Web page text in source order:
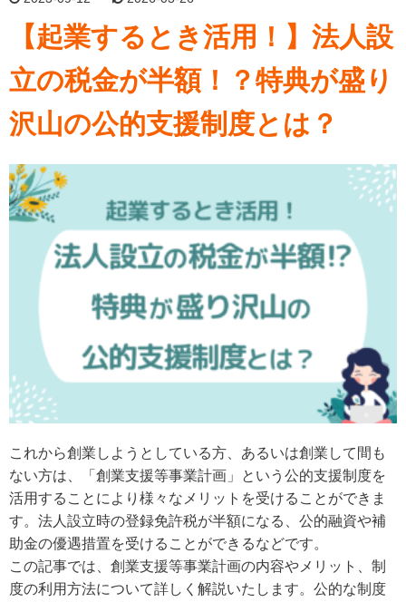
【起業するとき活用！】法人設
立の税金が半額！？特典が盛り
沢山の公的支援制度とは？
これから創業しようとしている方、あるいは創業して間も
ない方は、「創業支援等事業計画」という公的支援制度を
活用することにより様々なメリットを受けることができま
す。法人設立時の登録免許税が半額になる、公的融資や補
助金の優遇措置を受けることができるなどです。
この記事では、創業支援等事業計画の内容やメリット、制
度の利用方法について詳しく解説いたします。公的な制度